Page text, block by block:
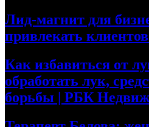
Лид-магнит для
привлекать
Как избавиться от
обработать лук,
борьбы | РБК